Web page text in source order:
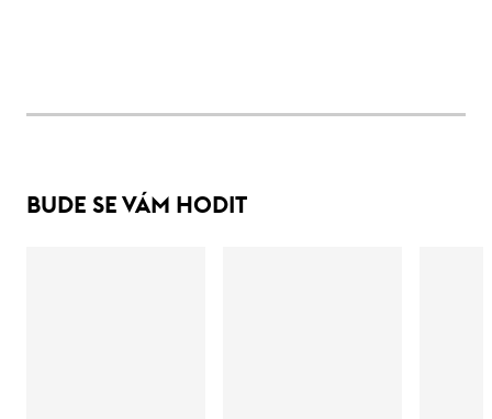
BUDE SE VÁM HODIT